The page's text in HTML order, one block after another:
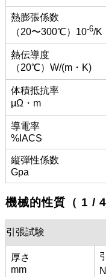
熱膨張係数
（20〜300℃）10-6/K
熱伝導度
（20℃）W/(m・K)
体積抵抗率
μΩ・m
導電率
%IACS
縦弾性係数
Gpa
機械的性質（ 1 /
引張試験
厚さ
mm